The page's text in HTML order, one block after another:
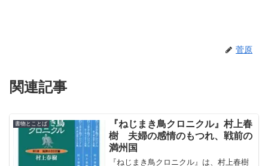
菅原
関連記事
書物とことば
『ねじまき鳥クロニクル』村上春
樹 夫婦の感情のもつれ、戦前の
満州国
『ねじまき鳥クロニクル』は、村上春樹